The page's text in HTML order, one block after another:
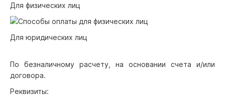
Для физических лиц
Для юридических лиц
По безналичному расчету, на основании счета и/или
договора.
Реквизиты: